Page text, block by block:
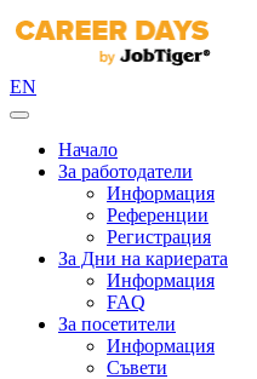
EN
Начало
За работодатели
Информация
Референции
Регистрация
За Дни на кариерата
Информация
FAQ
За посетители
Информация
Съвети